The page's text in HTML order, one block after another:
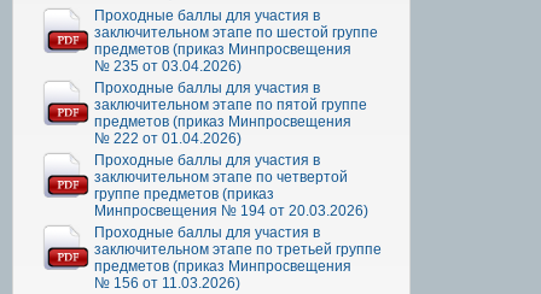
Проходные баллы для участия в
заключительном этапе по шестой группе
предметов (приказ Минпросвещения
№ 235 от 03.04.2026)
Проходные баллы для участия в
заключительном этапе по пятой группе
предметов (приказ Минпросвещения
№ 222 от 01.04.2026)
Проходные баллы для участия в
заключительном этапе по четвертой
группе предметов (приказ
Минпросвещения № 194 от 20.03.2026)
Проходные баллы для участия в
заключительном этапе по третьей группе
предметов (приказ Минпросвещения
№ 156 от 11.03.2026)